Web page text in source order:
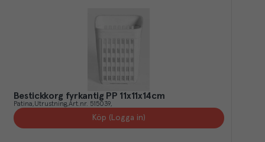
Bestickkorg fyrkantig PP 11x11x14cm
Patina Utrustning Art.nr. 515039
Köp (Logga in)